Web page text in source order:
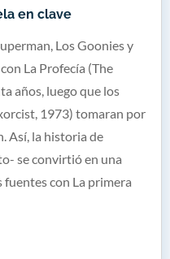
en clave
Los Goonies y
La Profecía (The
años, luego que los
1973) tomaran por
Así, la historia de
se convirtió en una
con La primera